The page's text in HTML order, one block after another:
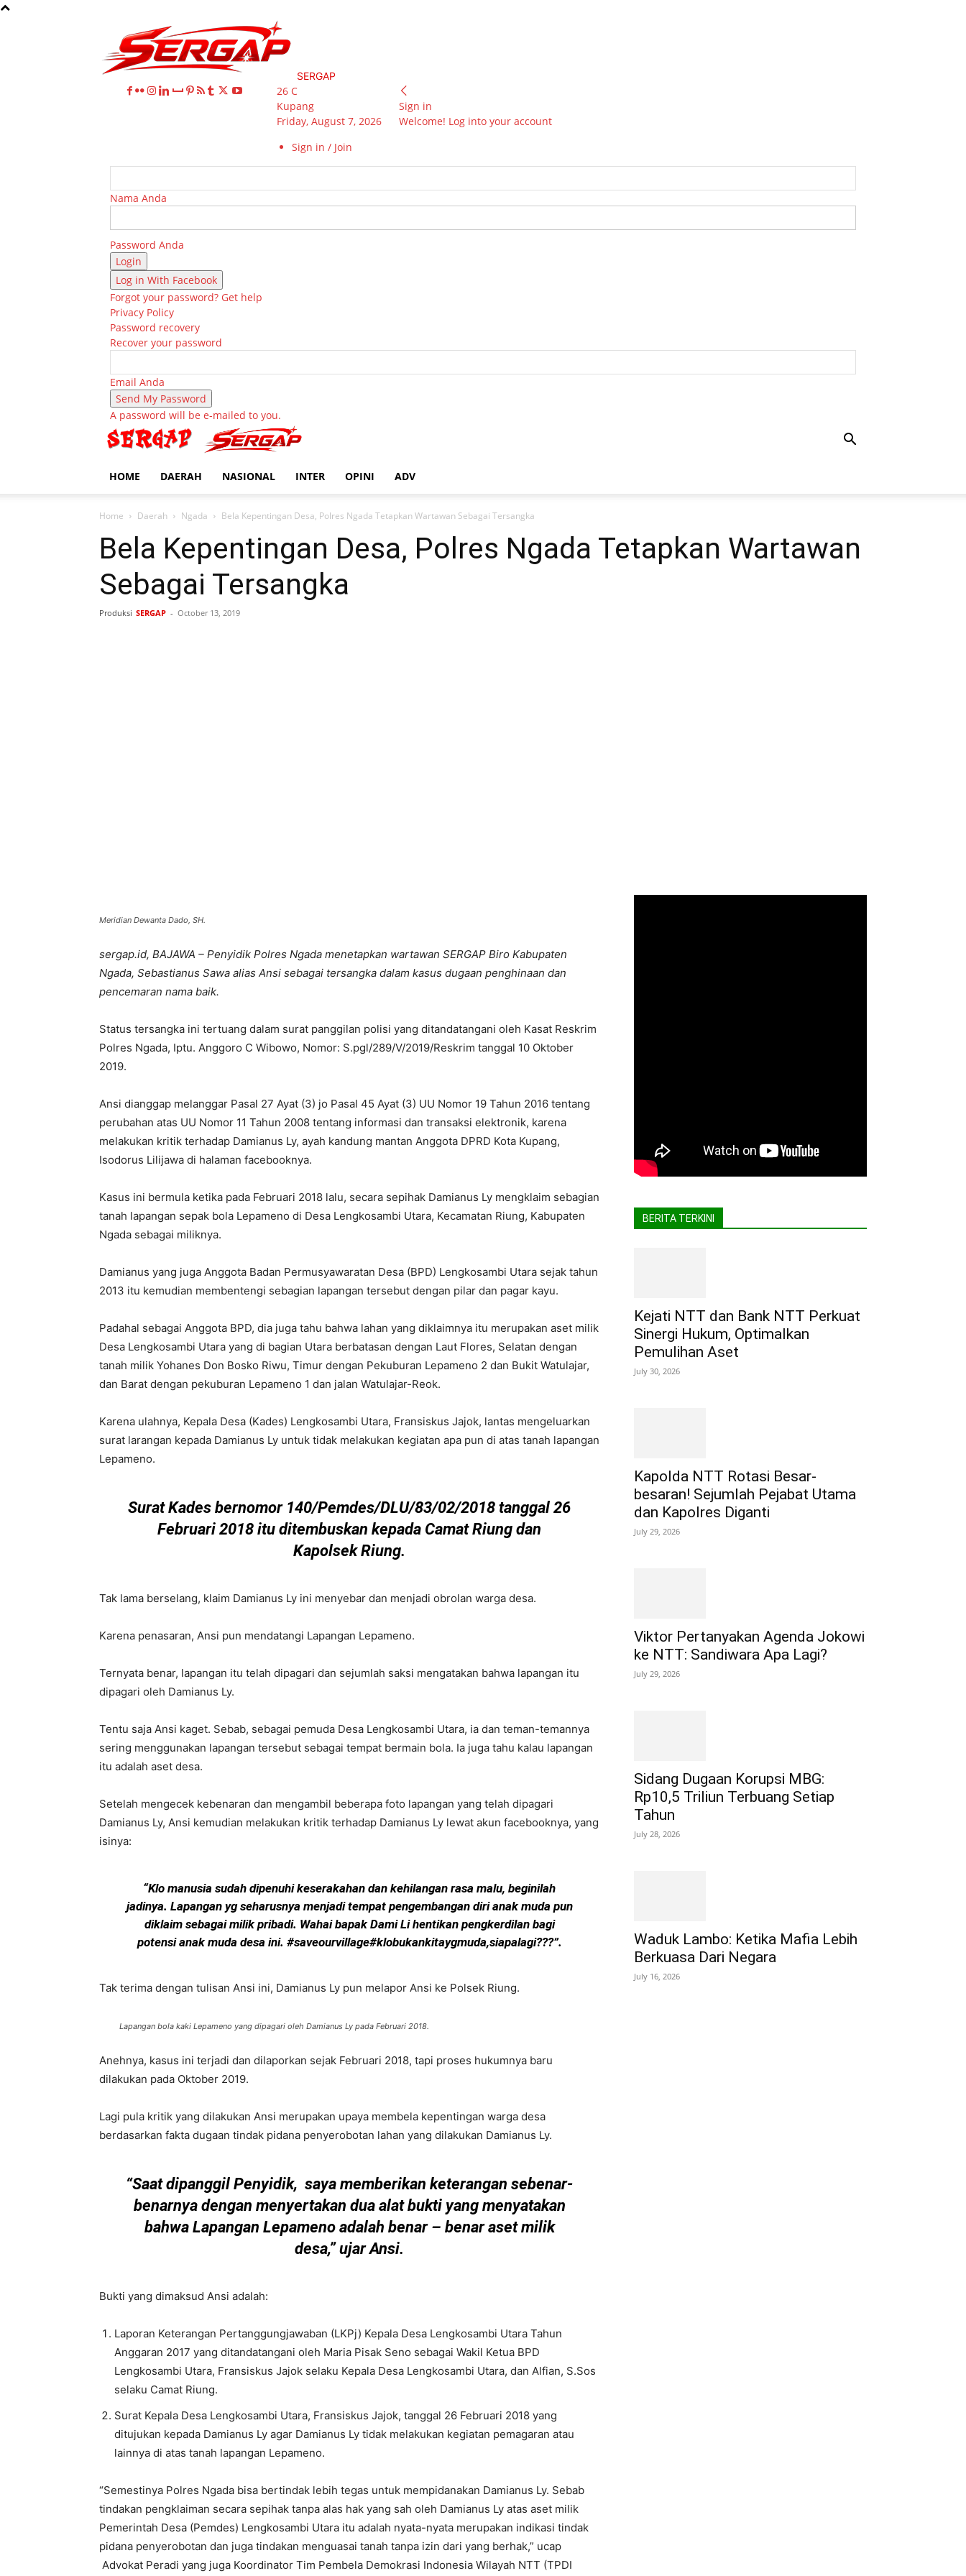
SERGAP
26 C
Kupang
Friday, August 7, 2026
Sign in / Join
Sign in
Welcome! Log into your account
Nama Anda
Password Anda
Log in With Facebook
Forgot your password? Get help
Privacy Policy
Password recovery
Recover your password
Email Anda
A password will be e-mailed to you.
HOME DAERAH NASIONAL INTER OPINI ADV
Home Daerah Ngada Bela Kepentingan Desa, Polres Ngada Tetapkan Wartawan Sebagai Tersangka
Bela Kepentingan Desa, Polres Ngada Tetapkan Wartawan
Sebagai Tersangka
Produksi SERGAP - October 13, 2019
Meridian Dewanta Dado, SH.
sergap.id, BAJAWA – Penyidik Polres Ngada menetapkan wartawan SERGAP Biro Kabupaten
Ngada, Sebastianus Sawa alias Ansi sebagai tersangka dalam kasus dugaan penghinaan dan
pencemaran nama baik.
Status tersangka ini tertuang dalam surat panggilan polisi yang ditandatangani oleh Kasat Reskrim
Polres Ngada, Iptu. Anggoro C Wibowo, Nomor: S.pgl/289/V/2019/Reskrim tanggal 10 Oktober
2019.
Ansi dianggap melanggar Pasal 27 Ayat (3) jo Pasal 45 Ayat (3) UU Nomor 19 Tahun 2016 tentang
perubahan atas UU Nomor 11 Tahun 2008 tentang informasi dan transaksi elektronik, karena
melakukan kritik terhadap Damianus Ly, ayah kandung mantan Anggota DPRD Kota Kupang,
Isodorus Lilijawa di halaman facebooknya.
Kasus ini bermula ketika pada Februari 2018 lalu, secara sepihak Damianus Ly mengklaim sebagian
tanah lapangan sepak bola Lepameno di Desa Lengkosambi Utara, Kecamatan Riung, Kabupaten
Ngada sebagai miliknya.
Damianus yang juga Anggota Badan Permusyawaratan Desa (BPD) Lengkosambi Utara sejak tahun
2013 itu kemudian membentengi sebagian lapangan tersebut dengan pilar dan pagar kayu.
Padahal sebagai Anggota BPD, dia juga tahu bahwa lahan yang diklaimnya itu merupakan aset milik
Desa Lengkosambi Utara yang di bagian Utara berbatasan dengan Laut Flores, Selatan dengan
tanah milik Yohanes Don Bosko Riwu, Timur dengan Pekuburan Lepameno 2 dan Bukit Watulajar,
dan Barat dengan pekuburan Lepameno 1 dan jalan Watulajar-Reok.
Karena ulahnya, Kepala Desa (Kades) Lengkosambi Utara, Fransiskus Jajok, lantas mengeluarkan
surat larangan kepada Damianus Ly untuk tidak melakukan kegiatan apa pun di atas tanah lapangan
Lepameno.
Surat Kades bernomor 140/Pemdes/DLU/83/02/2018 tanggal 26
Februari 2018 itu ditembuskan kepada Camat Riung dan
Kapolsek Riung.
Tak lama berselang, klaim Damianus Ly ini menyebar dan menjadi obrolan warga desa.
Karena penasaran, Ansi pun mendatangi Lapangan Lepameno.
Ternyata benar, lapangan itu telah dipagari dan sejumlah saksi mengatakan bahwa lapangan itu
dipagari oleh Damianus Ly.
Tentu saja Ansi kaget. Sebab, sebagai pemuda Desa Lengkosambi Utara, ia dan teman-temannya
sering menggunakan lapangan tersebut sebagai tempat bermain bola. Ia juga tahu kalau lapangan
itu adalah aset desa.
Setelah mengecek kebenaran dan mengambil beberapa foto lapangan yang telah dipagari
Damianus Ly, Ansi kemudian melakukan kritik terhadap Damianus Ly lewat akun facebooknya, yang
isinya:
“Klo manusia sudah dipenuhi keserakahan dan kehilangan rasa malu, beginilah
jadinya. Lapangan yg seharusnya menjadi tempat pengembangan diri anak muda pun
diklaim sebagai milik pribadi. Wahai bapak Dami Li hentikan pengkerdilan bagi
potensi anak muda desa ini. #saveourvillage#klobukankitaygmuda,siapalagi???”.
Tak terima dengan tulisan Ansi ini, Damianus Ly pun melapor Ansi ke Polsek Riung.
Lapangan bola kaki Lepameno yang dipagari oleh Damianus Ly pada Februari 2018.
Anehnya, kasus ini terjadi dan dilaporkan sejak Februari 2018, tapi proses hukumnya baru
dilakukan pada Oktober 2019.
Lagi pula kritik yang dilakukan Ansi merupakan upaya membela kepentingan warga desa
berdasarkan fakta dugaan tindak pidana penyerobotan lahan yang dilakukan Damianus Ly.
“Saat dipanggil Penyidik, saya memberikan keterangan sebenar-
benarnya dengan menyertakan dua alat bukti yang menyatakan
bahwa Lapangan Lepameno adalah benar – benar aset milik
desa,” ujar Ansi.
Bukti yang dimaksud Ansi adalah:
Laporan Keterangan Pertanggungjawaban (LKPj) Kepala Desa Lengkosambi Utara Tahun
Anggaran 2017 yang ditandatangani oleh Maria Pisak Seno sebagai Wakil Ketua BPD
Lengkosambi Utara, Fransiskus Jajok selaku Kepala Desa Lengkosambi Utara, dan Alfian, S.Sos
selaku Camat Riung.
Surat Kepala Desa Lengkosambi Utara, Fransiskus Jajok, tanggal 26 Februari 2018 yang
ditujukan kepada Damianus Ly agar Damianus Ly tidak melakukan kegiatan pemagaran atau
lainnya di atas tanah lapangan Lepameno.
“Semestinya Polres Ngada bisa bertindak lebih tegas untuk mempidanakan Damianus Ly. Sebab
tindakan pengklaiman secara sepihak tanpa alas hak yang sah oleh Damianus Ly atas aset milik
Pemerintah Desa (Pemdes) Lengkosambi Utara itu adalah nyata-nyata merupakan indikasi tindak
pidana penyerobotan dan juga tindakan menguasai tanah tanpa izin dari yang berhak,” ucap
Advokat Peradi yang juga Koordinator Tim Pembela Demokrasi Indonesia Wilayah NTT (TPDI
BERITA TERKINI
Kejati NTT dan Bank NTT Perkuat
Sinergi Hukum, Optimalkan
Pemulihan Aset
July 30, 2026
Kapolda NTT Rotasi Besar-
besaran! Sejumlah Pejabat Utama
dan Kapolres Diganti
July 29, 2026
Viktor Pertanyakan Agenda Jokowi
ke NTT: Sandiwara Apa Lagi?
July 29, 2026
Sidang Dugaan Korupsi MBG:
Rp10,5 Triliun Terbuang Setiap
Tahun
July 28, 2026
Waduk Lambo: Ketika Mafia Lebih
Berkuasa Dari Negara
July 16, 2026